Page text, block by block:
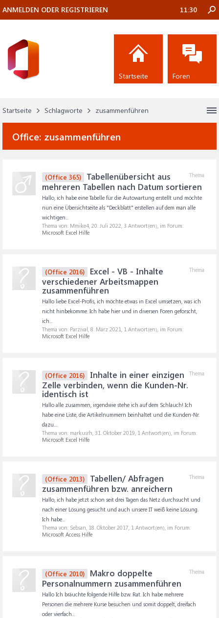
Startseite Schlagworte zusammenführen
Office: zusammenführen
Thema
(Office 365)
Tabellenübersicht aus
mehreren Tabellen nach Datum sortieren
Hallo, ich habe eine Tabelle für die Autowartung erstellt und möchte
nun eine Übersichtseite als "Deckblatt" erstellen auf dem man alle
wichtigen...
Thema von: Mmike4, 20. Juli 2022, 3 Antwort(en), im Forum:
Microsoft Excel Hilfe
Thema
(Office 2016)
Excel - VB - Inhalte
verschiedener Arbeitsmappen
zusammenführen
Hallo liebe Excel-Profis, ich möchte etwas in Excel umsetzen, was ich
nicht hinbekomme. Ich habe hier und in diversen Foren geforscht,
ich...
Thema von: Parzival, 8. März 2021, 1 Antwort(en), im Forum:
Microsoft Excel Hilfe
Thema
(Office 2016)
Inhalte in einer einzigen
Zelle verbinden, wenn die Kunden-Nr.
identisch ist
Hallo alle zusammen, irgendwie stehe ich auf dem Schlauch! Ich
habe eine Liste, die Artikelnummern beinhaltet und die Kunden-Nr.
dazu....
Thema von: markusrh, 31. Oktober 2019, 1 Antwort(en), im Forum:
Microsoft Excel Hilfe
Thema
(Office 2013)
Tabellen/ Abfragen
zusammenführen bzw. anreichern
Hallo, ich habe jetzt schon seit drei Tagen das Netz durchsucht und
nach einer Lösung gesucht und auch unsere IT weiß keine Lösung.
Ich habe...
Thema von: Sebsan, 18. Oktober 2017, 1 Antwort(en), im Forum:
Microsoft Access Hilfe
Thema
(Office 2010)
Makro doppelte
Personalnummern zusammenführen
Hallo Ich bräuchte folgende Hilfe bzw. Rat. Ich habe mehrere
Personen die mehrere Kurse besuchen und somit doppelt, dreifach
oder vierfach...
ANMELDEN ODER REGISTRIEREN 11:30
Startseite Foren